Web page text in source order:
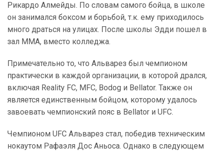
Рикардо Алмейды. По словам самого бойца, в школе
он занимался боксом и борьбой, т.к. ему приходилось
много драться на улицах. После школы Эдди пошел в
зал ММА, вместо колледжа.
Примечательно то, что Альварез был чемпионом
практически в каждой организации, в которой дрался,
включая Reality FC, MFC, Bodog и Bellator. Также он
является единственным бойцом, которому удалось
завоевать чемпионский пояс в Bellator и UFC.
Чемпионом UFC Альварез стал, победив техническим
нокаутом Рафаэля Дос Аньоса. Однако в следующем